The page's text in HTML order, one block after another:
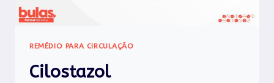
REMÉDIO PARA CIRCULAÇÃO
Cilostazol